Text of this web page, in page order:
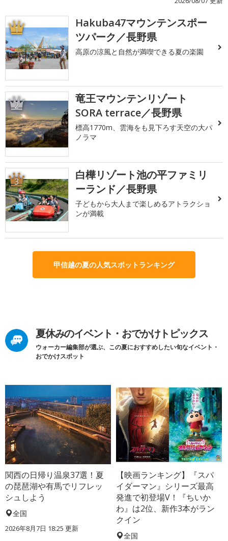
1
Hakuba47マウンテンスポー
ツパーク／長野県
高原の涼風と自然が満喫できる夏の楽園
2
竜王マウンテンリゾート
SORA terrace／長野県
標高1770m、雲海をも見下ろす天空の大パ
ノラマ
3
白樺リゾート池の平ファミリ
ーランド／長野県
子どもから大人まで楽しめるアトラクショ
ンが満載
甲信越の夏の人気スポットランキング
夏休みのイベント・おでかけトピックス
ウォーカー編集部が選ぶ、この夏におすすめしたい旬なイベント・
おでかけスポット
関西の日帰り温泉37選！夏
の琵琶湖や有馬でリフレッ
シュしよう
全国
2026年8月7日 18:25 更新
【映画ランキング】『スパ
イダーマン』シリーズ最高
発進で初登場V！『ちいか
わ』は2位、新作3本がラン
クイン
全国